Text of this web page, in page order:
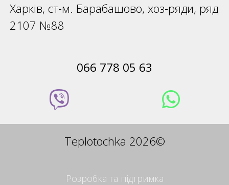
Харків, ст-м. Барабашово, хоз-ряди, ряд
2107 №88
066 778 05 63
Teplotochka 2026©
Розробка та підтримка